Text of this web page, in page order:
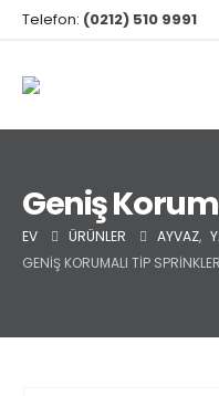
Telefon: (0212) 510 9991
Geniş
EV ÜRÜNLER AYVAZ,
GENIŞ KORUMALI TIP SPRINKLER